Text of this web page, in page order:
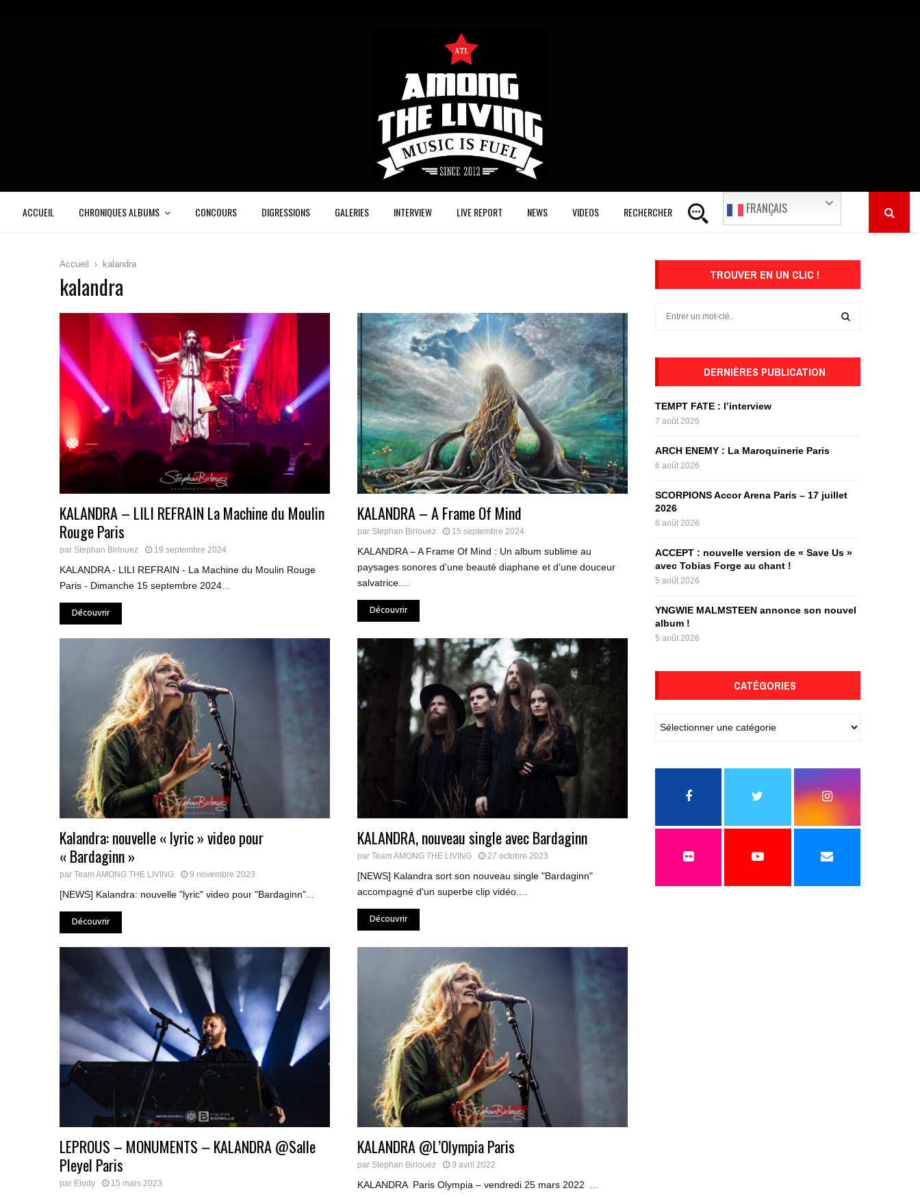
ACCUEIL CHRONIQUES ALBUMS CONCOURS DIGRESSIONS GALERIES INTERVIEW LIVE REPORT NEWS VIDEOS RECHERCHER FRANÇAIS
Accueil kalandra
kalandra
KALANDRA – LILI REFRAIN La Machine du Moulin
Rouge Paris
par Stephan Birlouez 19 septembre 2024
KALANDRA - LILI REFRAIN - La Machine du Moulin Rouge
Paris - Dimanche 15 septembre 2024...
Découvrir
KALANDRA – A Frame Of Mind
par Stephan Birlouez 15 septembre 2024
KALANDRA – A Frame Of Mind : Un album sublime au
paysages sonores d’une beauté diaphane et d’une douceur
salvatrice....
Découvrir
Kalandra: nouvelle « lyric » video pour
« Bardaginn »
par Team AMONG THE LIVING 9 novembre 2023
[NEWS] Kalandra: nouvelle "lyric" video pour "Bardaginn"...
Découvrir
KALANDRA, nouveau single avec Bardaginn
par Team AMONG THE LIVING 27 octobre 2023
[NEWS] Kalandra sort son nouveau single "Bardaginn"
accompagné d'un superbe clip vidéo....
Découvrir
LEPROUS – MONUMENTS – KALANDRA @Salle
Pleyel Paris
par Elody 15 mars 2023
KALANDRA @L’Olympia Paris
par Stephan Birlouez 3 avril 2022
KALANDRA Paris Olympia – vendredi 25 mars 2022 ...
TROUVER EN UN CLIC !
o
r
DERNIÈRES PUBLICATION
TEMPT FATE : l’interview
7 août 2026
ARCH ENEMY : La Maroquinerie Paris
6 août 2026
SCORPIONS Accor Arena Paris – 17 juillet
2026
6 août 2026
ACCEPT : nouvelle version de « Save Us »
avec Tobias Forge au chant !
5 août 2026
YNGWIE MALMSTEEN annonce son nouvel
album !
5 août 2026
CATÉGORIES